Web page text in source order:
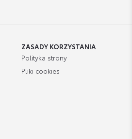
ZASADY KORZYSTANIA
Polityka strony
Pliki cookies